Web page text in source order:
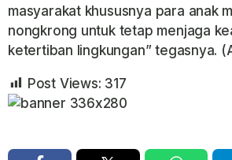
masyarakat khususnya para anak
nongkrong untuk tetap menjaga
ketertiban lingkungan” tegasnya.
Post Views: 317